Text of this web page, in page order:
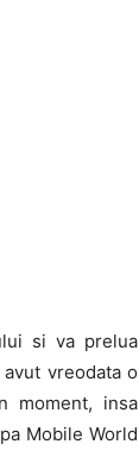
si va prelua
vreodata o
moment, insa
Mobile World